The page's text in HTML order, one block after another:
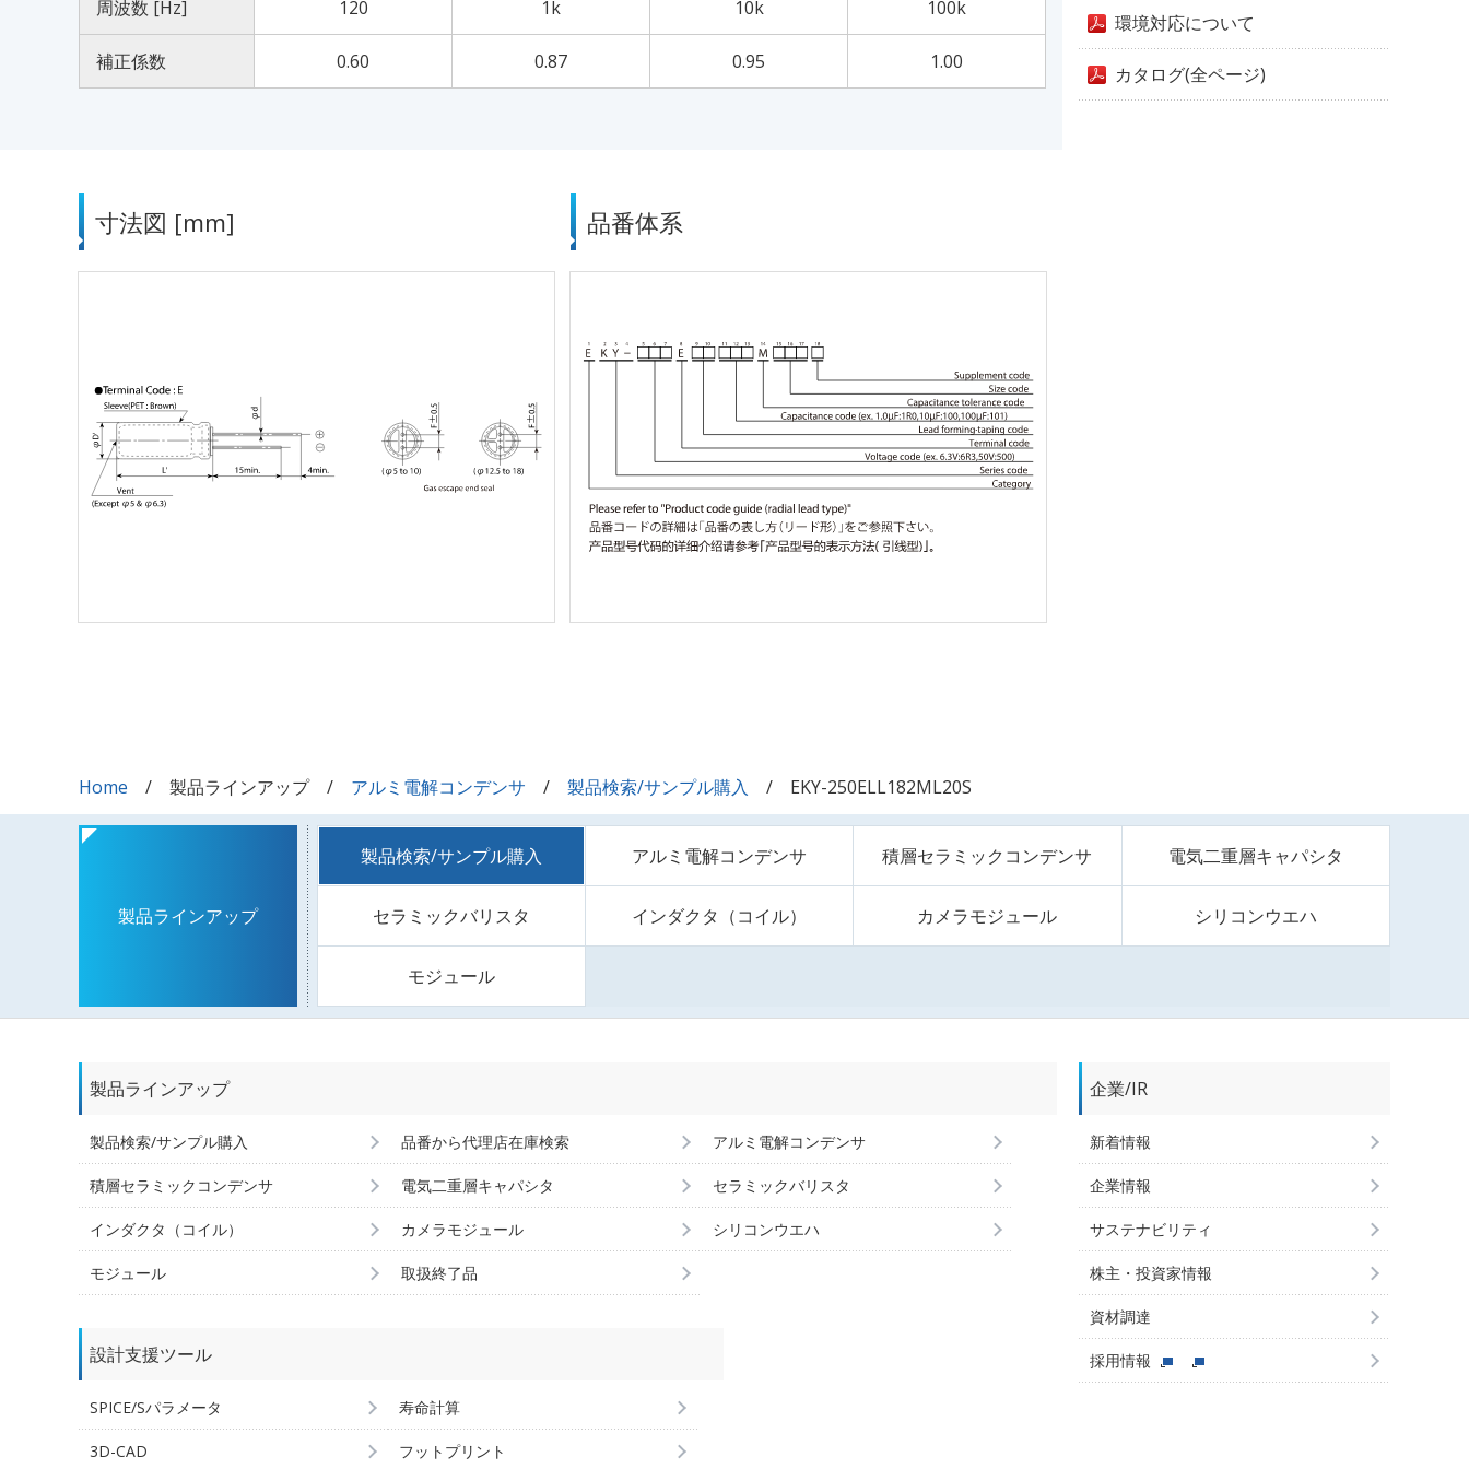
周波数 [Hz] 120 1k 10k 100k
補正係数 0.60 0.87 0.95 1.00
寸法図 [mm] 品番体系
環境対応について
カタログ(全ページ)
Home 製品ラインアップ アルミ電解コンデンサ 製品検索/サンプル購入 EKY-250ELL182ML20S
製品ラインアップ
製品検索/サンプル購入 アルミ電解コンデンサ 積層セラミックコンデンサ 電気二重層キャパシタ
セラミックバリスタ インダクタ（コイル） カメラモジュール シリコンウエハ
モジュール
製品ラインアップ
製品検索/サンプル購入 品番から代理店在庫検索 アルミ電解コンデンサ
積層セラミックコンデンサ 電気二重層キャパシタ セラミックバリスタ
インダクタ（コイル） カメラモジュール シリコンウエハ
モジュール 取扱終了品
設計支援ツール
SPICE/Sパラメータ 寿命計算
3D-CAD フットプリント
企業/IR
新着情報
企業情報
サステナビリティ
株主・投資家情報
資材調達
採用情報